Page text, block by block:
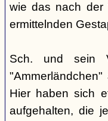
wie das nach der
ermittelnden
Sch. und sein
Hier haben sich
aufgehalten, die